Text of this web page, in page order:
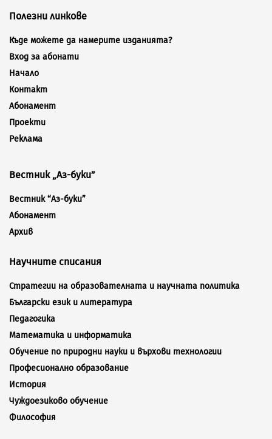
Полезни линкове
Къде можете да намерите изданията?
Вход за абонати
Начало
Контакт
Абонамент
Проекти
Реклама
Вестник „Аз-буки”
Вестник “Аз-буки”
Абонамент
Архив
Научните списания
Стратегии на образователната и научната политика
Български език и литература
Педагогика
Математика и информатика
Обучение по природни науки и върхови технологии
Професионално образование
История
Чуждоезиково обучение
Философия